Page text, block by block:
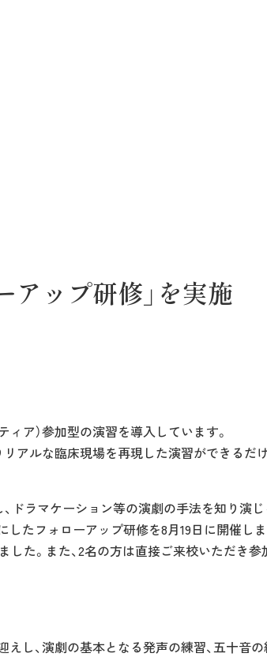
アップ研修」を実施
ア）参加型の演習を導入しています。
アルな臨床現場を再現した演習ができるだ
、ドラマケーション等の演劇の手法を知り演
たフォローアップ研修を8月19日に開催しま
た。また、2名の方は直接ご来校いただき参
、演劇の基本となる発声の練習、五十音の